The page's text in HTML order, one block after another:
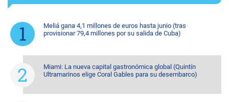
Meliá gana 4,1 millones de euros hasta junio (tras
provisionar 79,4 millones por su salida de Cuba)
Miami: La nueva capital gastronómica global (Quintín
Ultramarinos elige Coral Gables para su desembarco)